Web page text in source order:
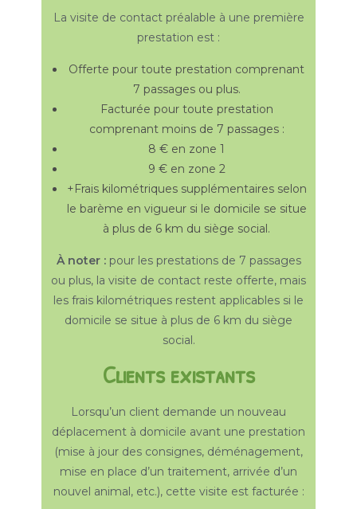
La visite de contact préalable à une première
prestation est :
Offerte pour toute prestation comprenant
7 passages ou plus.
Facturée pour toute prestation
comprenant moins de 7 passages :
8 € en zone 1
9 € en zone 2
+Frais kilométriques supplémentaires selon
le barème en vigueur si le domicile se situe
à plus de 6 km du siège social.
À noter :pour les prestations de 7 passages
ou plus, la visite de contact reste offerte, mais
les frais kilométriques restent applicables si le
domicile se situe à plus de 6 km du siège
social.
Clients existants
Lorsqu’un client demande un nouveau
déplacement à domicile avant une prestation
(mise à jour des consignes, déménagement,
mise en place d’un traitement, arrivée d’un
nouvel animal, etc.), cette visite est facturée :